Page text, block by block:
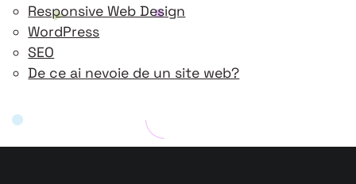
Responsive Web Design
WordPress
SEO
De ce ai nevoie de un site web?